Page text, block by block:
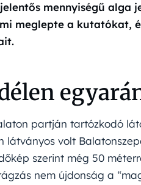
mennyiségű alga
meglepte a kutatókat,
partján tartózkodó
látványos volt
szerint még 50
nem újdonság a